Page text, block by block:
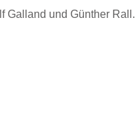
Galland und Günther Rall.